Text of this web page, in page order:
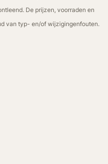
De prijzen, voorraden en
van typ- en/of wijzigingenfouten.